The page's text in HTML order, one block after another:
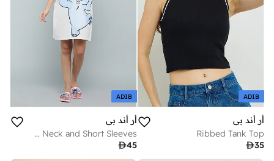
ADIB
أر أند بي
Ribbed Tank Top
35
ADIB
أر أند بي
Stitch Print Nightdress with Crew Neck and Short Sleeves
45